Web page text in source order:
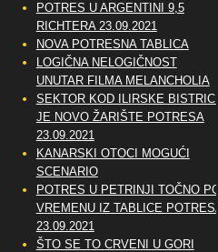
POTRES U ARGENTINI 9,5
RICHTERA 23.09.2021
NOVA POTRESNA TABLICA
LOGIČNA NELOGIČNOST
UNUTAR FILMA MELANCHOLIA
SEKTOR KOD ILIRSKE BISTRICE
JE NOVO ŽARIŠTE POTRESA
23.09.2021
KANARSKI OTOCI MOGUĆI
SCENARIO
POTRES U PETRINJI TOČNO PO
VREMENU IZ TABLICE POTRESA
23.09.2021
ŠTO SE TO CRVENI U GORI